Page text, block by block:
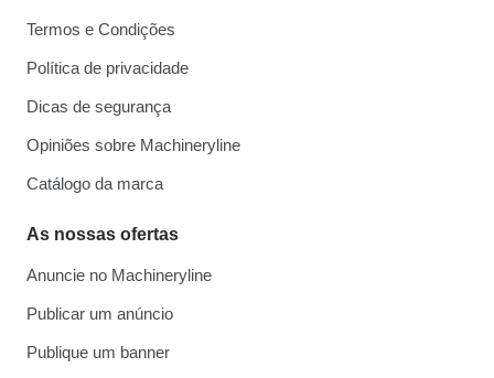
Termos e Condições
Política de privacidade
Dicas de segurança
Opiniões sobre Machineryline
Catálogo da marca
As nossas ofertas
Anuncie no Machineryline
Publicar um anúncio
Publique um banner